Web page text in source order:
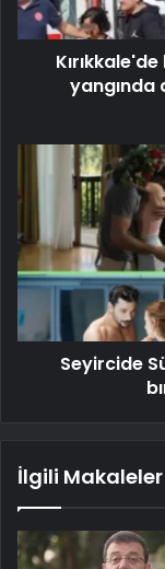
yangında
Seyircide
İlgili Makaleler